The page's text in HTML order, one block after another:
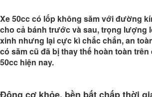
Xe 50cc có lốp không săm với đường
cho cả bánh trước và sau, trọng lượng
xinh nhưng lại cực kì chắc chắn, an
có săm cũ đã bị thay thế hoàn toàn trên
50cc hiện nay.
Động cơ khỏe, bền bất chấp thời